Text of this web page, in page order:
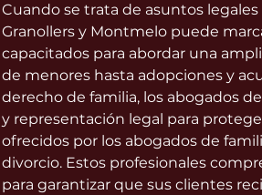
Cuando se trata de asuntos
Granollers y Montmelo puede
capacitados para abordar una
de menores hasta adopciones y
derecho de familia, los abogados
y representación legal para
ofrecidos por los abogados de
divorcio. Estos profesionales
para garantizar que sus clientes